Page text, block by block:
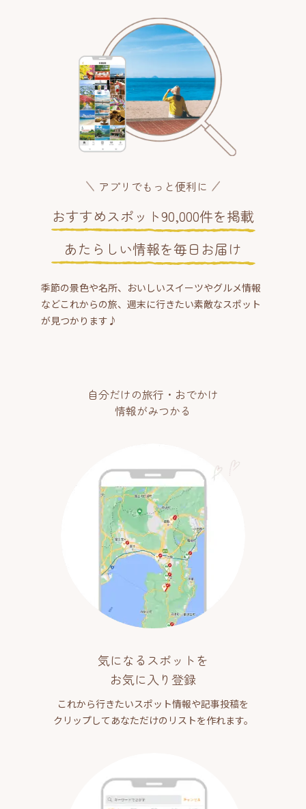
アプリでもっと便利に
おすすめスポット90,000件を掲載
あたらしい情報を毎日お届け
季節の景色や名所、おいしいスイーツやグルメ情報
などこれからの旅、週末に行きたい素敵なスポット
が見つかります♪
自分だけの旅行・おでかけ
情報がみつかる
気になるスポットを
お気に入り登録
これから行きたいスポット情報や記事投稿を
クリップしてあなただけのリストを作れます。